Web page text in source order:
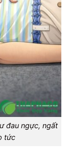
đau ngực, ngất
tức